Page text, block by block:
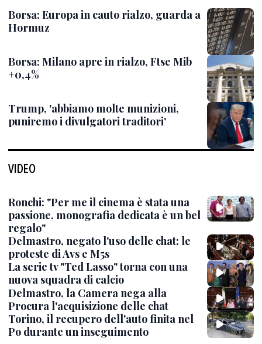
Borsa: Europa in cauto rialzo, guarda a
Hormuz
Borsa: Milano apre in rialzo, Ftse Mib
+0,4%
Trump, 'abbiamo molte munizioni,
puniremo i divulgatori traditori'
VIDEO
Ronchi: "Per me il cinema è stata una
passione, monografia dedicata è un bel
regalo"
Delmastro, negato l'uso delle chat: le
proteste di Avs e M5s
La serie tv "Ted Lasso" torna con una
nuova squadra di calcio
Delmastro, la Camera nega alla
Procura l'acquisizione delle chat
Torino, il recupero dell'auto finita nel
Po durante un inseguimento